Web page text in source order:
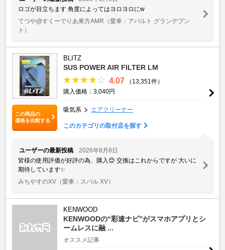
ロゴが目立ちます 角度によってはヨロヨロにw
てつや@すくーでりあ東方AMR （愛車：アバルト グランデプン
ト）
この商品の
価格を比較する
BLITZ
SUS POWER AIR FILTER LM
4.07
（13,351件）
購入価格：3,040円
吸気系 エアクリーナー
このカテゴリの取付店を探す
ユーザーの最新投稿
2026年8月8日
皆様の使用評価が好評の為、購入😊 交換はこれからですが 大いに
期待しています✨
みちやすのXV （愛車：スバル XV）
KENWOOD
KENWOODの“彩速ナビ”がスマホアプリとシ
ームレスに融 ...
オススメ記事